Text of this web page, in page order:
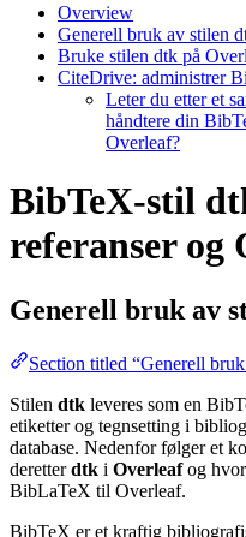
Overview
Generell bruk av stilen
Bruke stilen dtk på
CiteDrive: administrer
Leter du etter et
håndtere din
Overleaf?
BibTeX-stil
referanser og
Generell bruk av
Section titled “Generell
Stilen dtk leveres som en
etiketter og tegnsetting i
database. Nedenfor følger et
deretterdtk i Overleafog
BibLaTeX til Overleaf.
BibTeX er et kraftig